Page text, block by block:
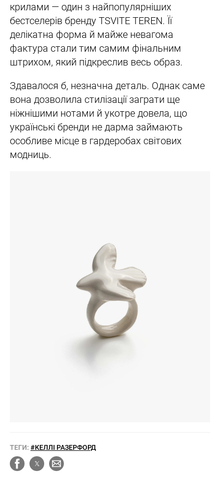
крилами — один з найпопулярніших
бестселерів бренду TSVITE TEREN. Її
делікатна форма й майже невагома
фактура стали тим самим фінальним
штрихом, який підкреслив весь образ.
Здавалося б, незначна деталь. Однак саме
вона дозволила стилізації заграти ще
ніжнішими нотами й укотре довела, що
українські бренди не дарма займають
особливе місце в гардеробах світових
модниць.
ТЕГИ: #КЕЛЛІ РАЗЕРФОРД